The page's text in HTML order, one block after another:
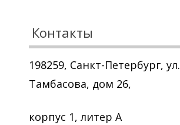
Контакты
198259, Санкт-Петербург, ул.
Тамбасова, дом 26,
корпус 1, литер А